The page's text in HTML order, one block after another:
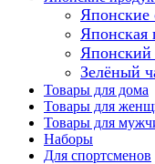
Японские
Японская
Японский
Зелёный
Товары для дома
Товары для
Товары для
Наборы
Для спортсменов